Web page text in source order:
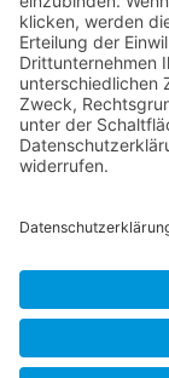
Newsletter
Über alle Konzerte
Wenn Sie unseren
> Zum
Das Kulturzentrum.
Folge uns
Facebook